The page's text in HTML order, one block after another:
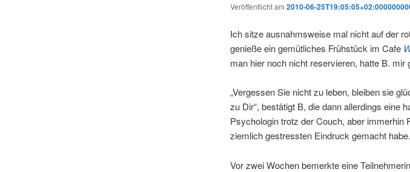
Veröffentlicht am 2010-06-
Ich sitze ausnahmsweise mal nicht auf der
genieße ein gemütliches Frühstück im Cafe
man hier noch nicht reservieren, hatte B. mir
„Vergessen Sie nicht zu leben, bleiben sie
zu Dir“, bestätigt B, die dann allerdings eine
Psychologin trotz der Couch, aber immerhin
ziemlich gestressten Eindruck gemacht habe.
Vor zwei Wochen bemerkte eine